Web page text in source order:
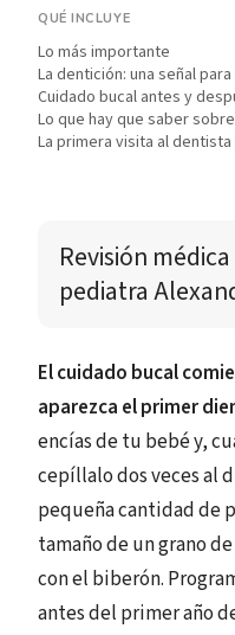
QUÉ INCLUYE
Lo más importante
La dentición: una señal
Cuidado bucal antes y
Lo que hay que saber
La primera visita al
Revisión
pediatra
El cuidado bucal
aparezca el primer
encías de tu bebé y,
cepíllalo dos veces al
pequeña cantidad de
tamaño de un grano
con el biberón.
antes del primer año